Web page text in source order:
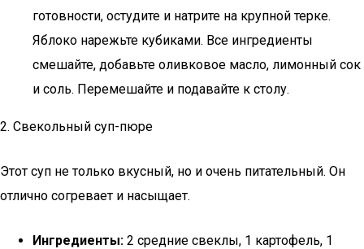
готовности, остудите и натрите на крупной терке.
Яблоко нарежьте кубиками. Все ингредиенты
смешайте, добавьте оливковое масло, лимонный сок
и соль. Перемешайте и подавайте к столу.
2. Свекольный суп-пюре
Этот суп не только вкусный, но и очень питательный. Он
отлично согревает и насыщает.
Ингредиенты: 2 средние свеклы, 1 картофель, 1